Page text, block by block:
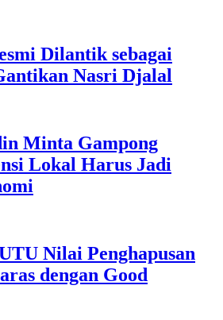
Dilantik sebagai
Nasri Djalal
Minta Gampong
Lokal Harus Jadi
Nilai Penghapusan
dengan Good